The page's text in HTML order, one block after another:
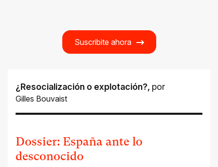
Suscribite ahora
¿Resocialización o explotación?, por
Gilles Bouvaist
Dossier: España ante lo
desconocido